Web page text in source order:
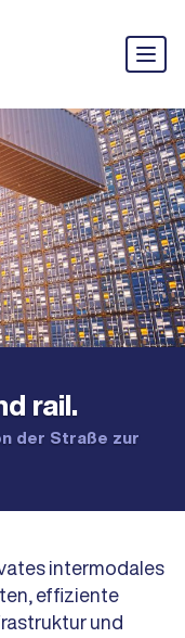
rail.
der Straße zur
intermodales
effiziente
und